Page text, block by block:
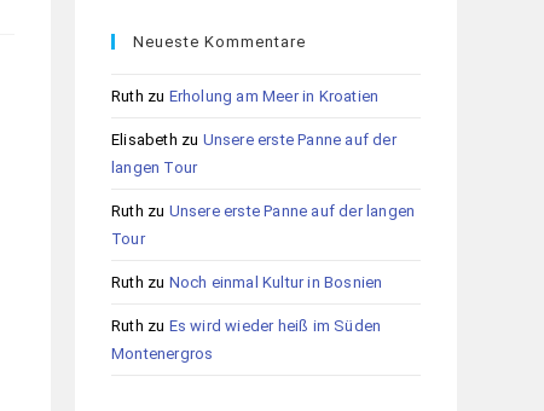
Neueste Kommentare
Ruth zu Erholung am Meer in Kroatien
Elisabeth zu Unsere erste Panne auf der
langen Tour
Ruth zu Unsere erste Panne auf der langen
Tour
Ruth zu Noch einmal Kultur in Bosnien
Ruth zu Es wird wieder heiß im Süden
Montenergros